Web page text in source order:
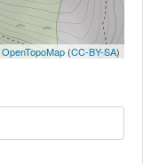
OpenTopoMap (CC-BY-SA)